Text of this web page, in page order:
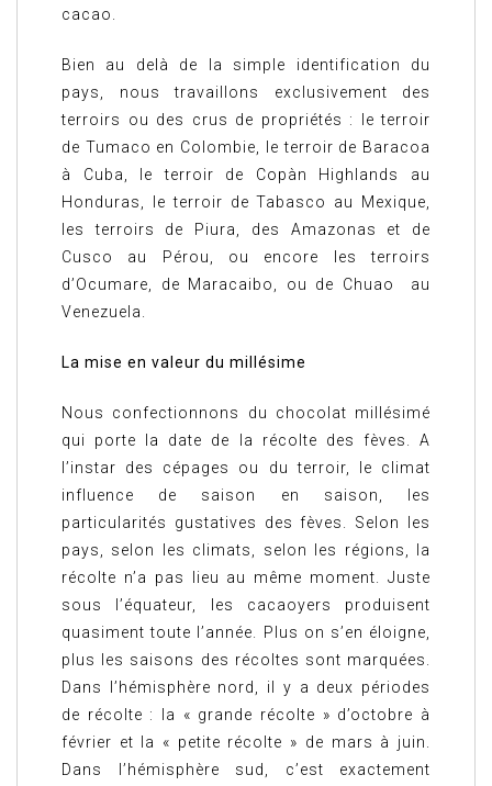
cacao.
Bien au delà de la simple identification du
pays, nous travaillons exclusivement des
terroirs ou des crus de propriétés : le terroir
de Tumaco en Colombie, le terroir de Baracoa
à Cuba, le terroir de Copàn Highlands au
Honduras, le terroir de Tabasco au Mexique,
les terroirs de Piura, des Amazonas et de
Cusco au Pérou, ou encore les terroirs
d’Ocumare, de Maracaibo, ou de Chuao au
Venezuela.
La mise en valeur du millésime
Nous confectionnons du chocolat millésimé
qui porte la date de la récolte des fèves. A
l’instar des cépages ou du terroir, le climat
influence de saison en saison, les
particularités gustatives des fèves. Selon les
pays, selon les climats, selon les régions, la
récolte n’a pas lieu au même moment. Juste
sous l’équateur, les cacaoyers produisent
quasiment toute l’année. Plus on s’en éloigne,
plus les saisons des récoltes sont marquées.
Dans l’hémisphère nord, il y a deux périodes
de récolte : la « grande récolte » d’octobre à
février et la « petite récolte » de mars à juin.
Dans l’hémisphère sud, c’est exactement